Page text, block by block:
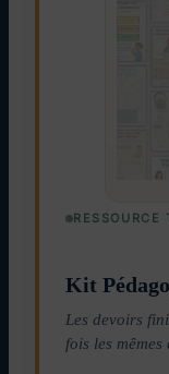
RESSOURCE
Kit
Les devoirs
fois les